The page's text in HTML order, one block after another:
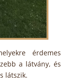
érdemes
a látvány, és
látszik.